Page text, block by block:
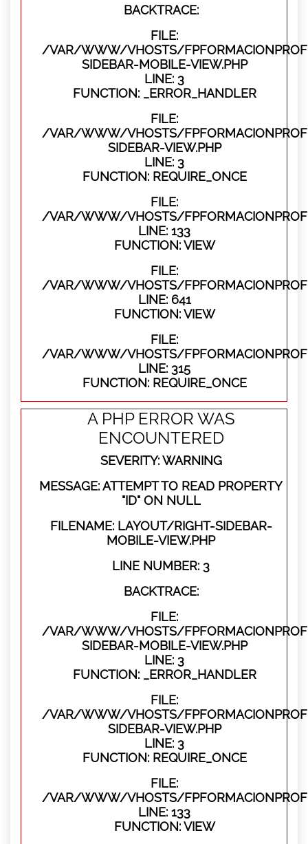
BACKTRACE:
FILE:
/VAR/WWW/VHOSTS/
SIDEBAR-MOBILE-VIEW.PHP
LINE: 3
FUNCTION: _ERROR_HANDLER
FILE:
/VAR/WWW/VHOSTS/
SIDEBAR-VIEW.PHP
LINE: 3
FUNCTION: REQUIRE_ONCE
FILE:
/VAR/WWW/VHOSTS/
LINE: 133
FUNCTION: VIEW
FILE:
/VAR/WWW/VHOSTS/
LINE: 641
FUNCTION: VIEW
FILE:
/VAR/WWW/VHOSTS/
LINE: 315
FUNCTION: REQUIRE_ONCE
A PHP ERROR WAS
ENCOUNTERED
SEVERITY: WARNING
MESSAGE: ATTEMPT TO READ PROPERTY
"ID" ON NULL
FILENAME: LAYOUT/RIGHT-SIDEBAR-
MOBILE-VIEW.PHP
LINE NUMBER: 3
BACKTRACE:
FILE:
/VAR/WWW/VHOSTS/
SIDEBAR-MOBILE-VIEW.PHP
LINE: 3
FUNCTION: _ERROR_HANDLER
FILE:
/VAR/WWW/VHOSTS/
SIDEBAR-VIEW.PHP
LINE: 3
FUNCTION: REQUIRE_ONCE
FILE:
/VAR/WWW/VHOSTS/
LINE: 133
FUNCTION: VIEW